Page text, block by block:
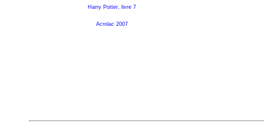
Harry Potter, livre 7
Acrolac 2007